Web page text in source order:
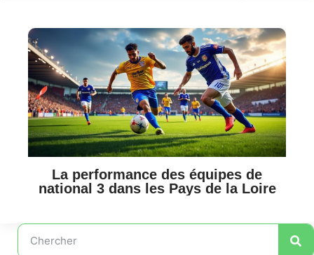
La performance des équipes de
national 3 dans les Pays de la Loire